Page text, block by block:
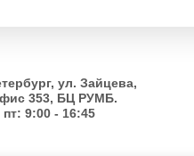
ул. Зайцева,
353, БЦ РУМБ.
9:00 - 16:45